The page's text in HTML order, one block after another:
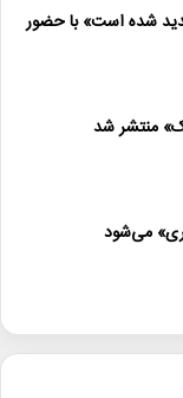
در فیلم جدید
شده است» با حضور
منتشر شد
می‌شود